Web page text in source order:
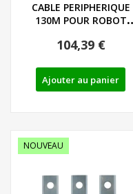
CABLE PERIPHERIQUE
130M POUR ROBOT
PMRA...
104,39 €
Ajouter au panier
NOUVEAU